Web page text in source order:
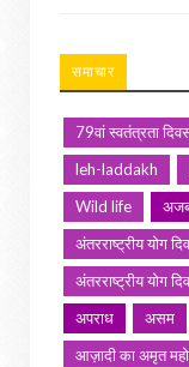
समाचार
79वां स्वतंत्रता
leh-laddakh
Wild life
अंतरराष्ट्रीय योग
अंतरराष्ट्रीय योग
अपराध
असम
आज़ादी का अमृत